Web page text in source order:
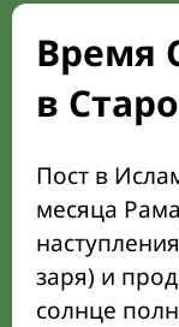
Время
в
Пост в
месяца
заря) и
солнце